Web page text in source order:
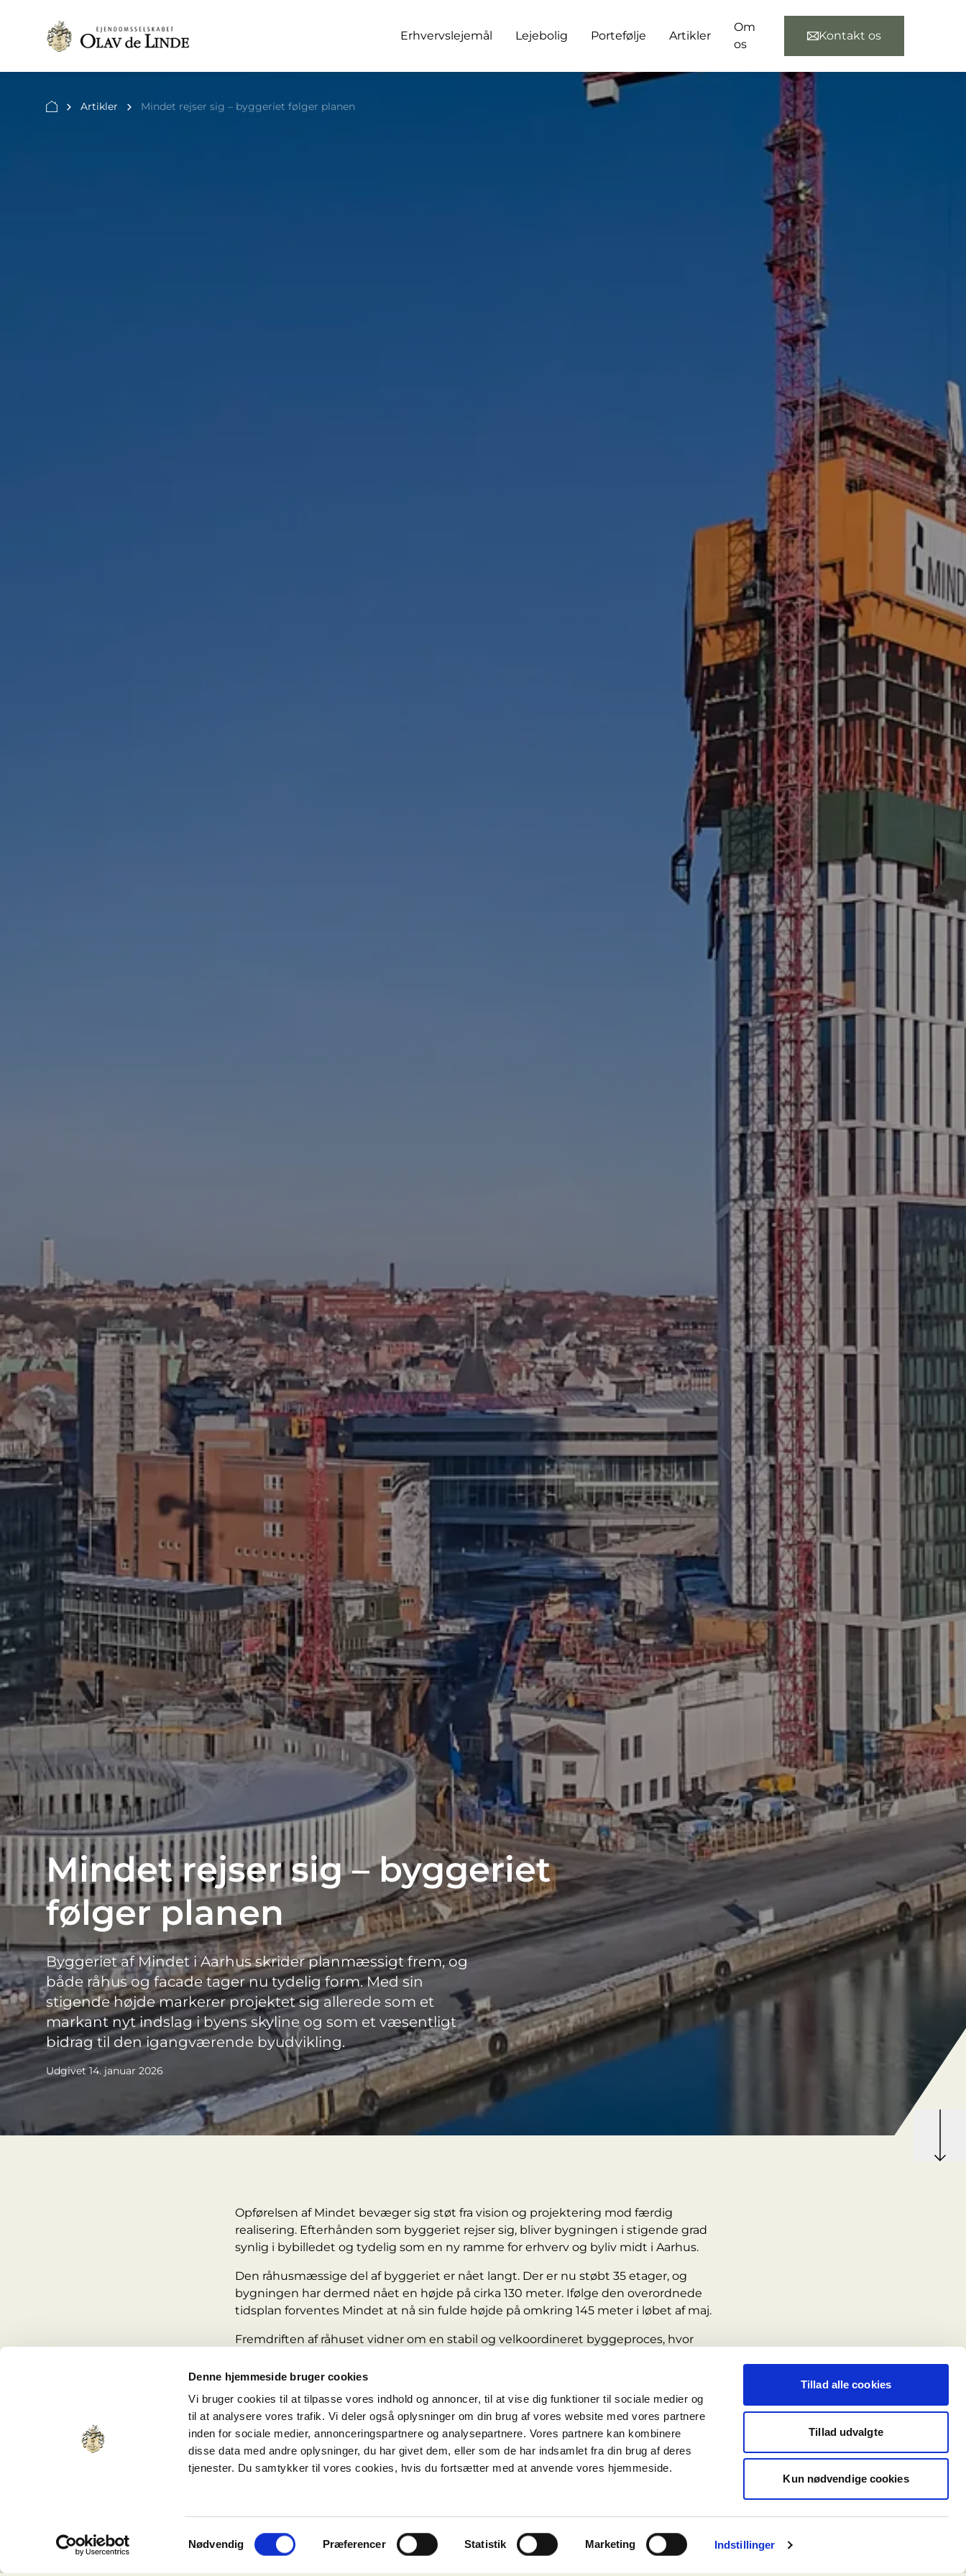
Denne hjemmeside bruger cookies
Vi bruger cookies til at tilpasse vores indhold og annoncer, til at vise dig funktioner til sociale medier og
til at analysere vores trafik. Vi deler også oplysninger om din brug af vores website med vores partnere
inden for sociale medier, annonceringspartnere og analysepartnere. Vores partnere kan kombinere
disse data med andre oplysninger, du har givet dem, eller som de har indsamlet fra din brug af deres
tjenester. Du samtykker til vores cookies, hvis du fortsætter med at anvende vores hjemmeside.
Samtykkevalg
Nødvendig Præferencer Statistik Marketing Indstillinger
Tillad alle cookies
Tillad udvalgte
Kun nødvendige cookies
Erhvervslejemål Lejebolig Portefølje Artikler
Om
os
Kontakt os
Artikler Mindet rejser sig – byggeriet følger planen
Mindet rejser sig – byggeriet
følger planen
Byggeriet af Mindet i Aarhus skrider planmæssigt frem, og
både råhus og facade tager nu tydelig form. Med sin
stigende højde markerer projektet sig allerede som et
markant nyt indslag i byens skyline og som et væsentligt
bidrag til den igangværende byudvikling.
Udgivet 14. januar 2026
Opførelsen af Mindet bevæger sig støt fra vision og projektering mod færdig
realisering. Efterhånden som byggeriet rejser sig, bliver bygningen i stigende grad
synlig i bybilledet og tydelig som en ny ramme for erhverv og byliv midt i Aarhus.
Den råhusmæssige del af byggeriet er nået langt. Der er nu støbt 35 etager, og
bygningen har dermed nået en højde på cirka 130 meter. Ifølge den overordnede
tidsplan forventes Mindet at nå sin fulde højde på omkring 145 meter i løbet af maj.
Fremdriften af råhuset vidner om en stabil og velkoordineret byggeproces, hvor
et vigtigt skridt i projektets samlede udvikling.
Facadearbejdet giver bygningen karakter
Parallelt med råhusarbejdet er facademontagen godt i gang. Facadearbejdet udføres
af HS Hansen og er nu nået op på 23. etage. Med facadens fremdrift begynder
bygningens arkitektoniske udtryk og materialitet for alvor at træde frem i bybilledet.
I de kommende måneder bevæger byggeprocessen sig ind i nye faser. Her vil fokus
gradvist skifte fra råhus- og facadearbejde til tekniske installationer og indvendige
Ejendom: